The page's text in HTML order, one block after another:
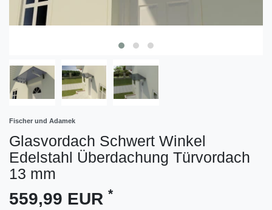
Fischer und Adamek
Glasvordach Schwert Winkel
Edelstahl Überdachung Türvordach
13 mm
559,99 EUR *